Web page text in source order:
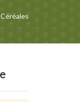
Céréales